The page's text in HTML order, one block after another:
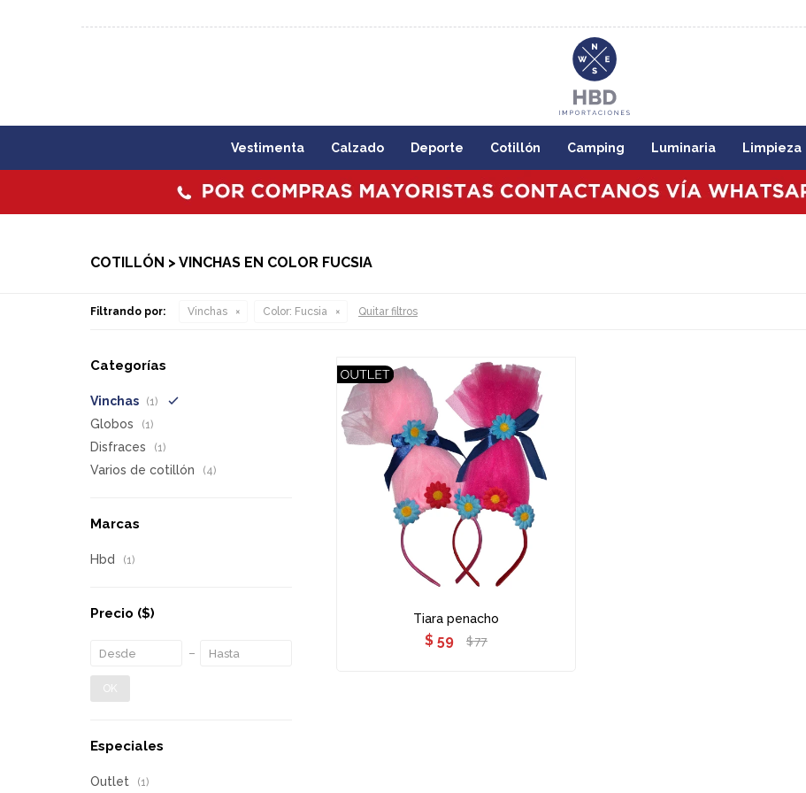
Vestimenta Calzado Deporte Cotillón Camping Luminaria Limpieza
COTILLÓN > VINCHAS EN COLOR FUCSIA
Filtrando por: Vinchas Color: Fucsia Quitar filtros
Tiara penacho
$ 59 $ 77
Categorías
Vinchas (1)
Globos (1)
Disfraces (1)
Varios de cotillón (4)
Marcas
Hbd (1)
Precio ($)
OK
Especiales
Outlet (1)